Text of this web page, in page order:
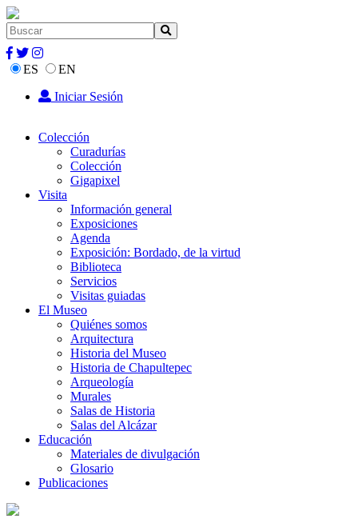
ES
EN
Iniciar Sesión
Colección
Curadurías
Colección
Gigapixel
Visita
Información general
Exposiciones
Agenda
Exposición: Bordado, de la virtud
Biblioteca
Servicios
Visitas guiadas
El Museo
Quiénes somos
Arquitectura
Historia del Museo
Historia de Chapultepec
Arqueología
Murales
Salas de Historia
Salas del Alcázar
Educación
Materiales de divulgación
Glosario
Publicaciones